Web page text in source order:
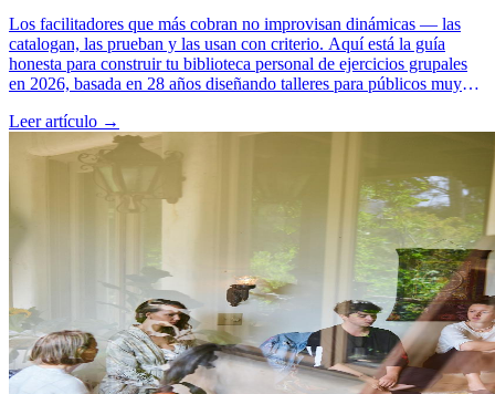
Los facilitadores que más cobran no improvisan dinámicas — las
catalogan, las prueban y las usan con criterio. Aquí está la guía
honesta para construir tu biblioteca personal de ejercicios grupales
en 2026, basada en 28 años diseñando talleres para públicos muy
Leer artículo →